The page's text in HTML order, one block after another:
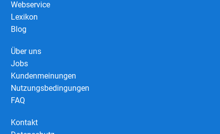
Webservice
Lexikon
Blog
Über uns
Jobs
Kundenmeinungen
Nutzungsbedingungen
FAQ
Kontakt